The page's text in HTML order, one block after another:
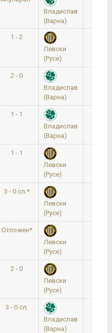
Владислав
(Варна)
1 - 2
Левски
(Русе)
2 - 0
Владислав
(Варна)
1 - 1
Владислав
(Варна)
1 - 1
Левски
(Русе)
3 - 0 сл.*
Левски
(Русе)
Отложен*
Левски
(Русе)
2 - 0
Левски
(Русе)
3 - 0 сл.
Владислав
(Варна)